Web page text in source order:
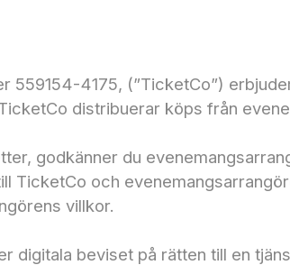
559154-4175, (”TicketCo”)
distribuerar köps från
godkänner du
TicketCo och
villkor.
digitala beviset på rätten till en